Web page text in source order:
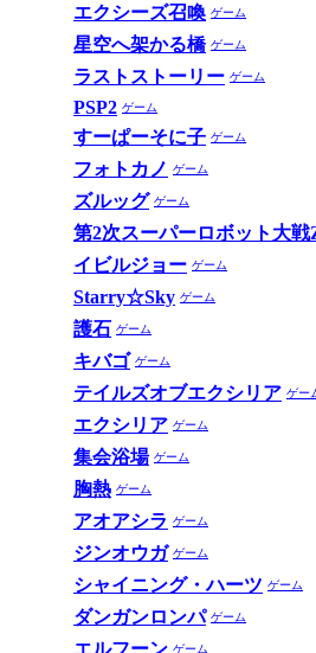
エクシーズ召喚 ゲーム
星空へ架かる橋 ゲーム
ラストストーリー ゲーム
PSP2 ゲーム
すーぱーそに子 ゲーム
フォトカノ ゲーム
ズルッグ ゲーム
第2次スーパーロボット大戦
イビルジョー ゲーム
Starry☆Sky ゲーム
護石 ゲーム
キバゴ ゲーム
テイルズオブエクシリア ゲー
エクシリア ゲーム
集会浴場 ゲーム
胸熱 ゲーム
アオアシラ ゲーム
ジンオウガ ゲーム
シャイニング・ハーツ ゲーム
ダンガンロンパ ゲーム
エルフーン ゲーム